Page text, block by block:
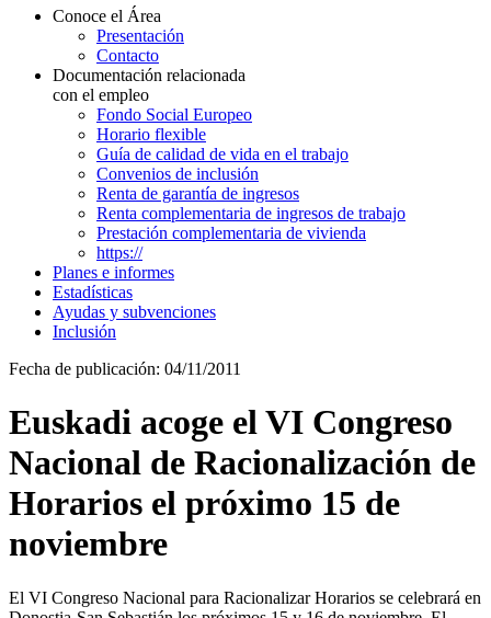
Conoce el Área
Presentación
Contacto
Documentación relacionada
con el empleo
Fondo Social Europeo
Horario flexible
Guía de calidad de vida en el trabajo
Convenios de inclusión
Renta de garantía de ingresos
Renta complementaria de ingresos de trabajo
Prestación complementaria de vivienda
https://
Planes e informes
Estadísticas
Ayudas y subvenciones
Inclusión
Fecha de publicación: 04/11/2011
Euskadi acoge el VI Congreso
Nacional de Racionalización de
Horarios el próximo 15 de
noviembre
El VI Congreso Nacional para Racionalizar Horarios se celebrará en